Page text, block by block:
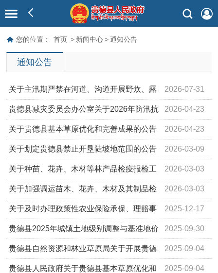
您的位置： 首页 > 新闻中心 > 通知公告
通知公告
2026-07-31
关于主汛期严禁在河道、沟道开展野炊、露
营等活动的通告 2026-04-23
贵德县减灾委员会办公室关于2026年防汛抗
旱行政责任人的公示 2026-04-23
关于贵德县基本草原优化和完善成果的公告
2026-03-09
关于划定贵德县禁止开垦陡坡地范围的公告
2026-03-03
关于种苗、花卉、木材等林产品检疫报检工
作的通知 2026-03-03
关于加强调运苗木、花卉、木材及其制品检
疫工作的通告 2025-12-17
关于及时办理政策性农业保险承保、理赔事
宜告知书 2025-09-30
贵德县2025年城镇土地级别调整与基准地价
更新成果的公示 2025-09-04
贵德县自然资源和林业草原局关于开展贵德
县自然资源所有权首次登记的通告 2025-09-04
贵德县人民政府关于贵德县基本草原优化和